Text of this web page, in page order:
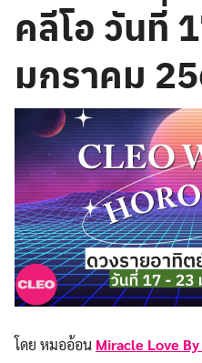
คลีโอ วันที่
มกราคม
โดย หมออ้อน Miracle Love By